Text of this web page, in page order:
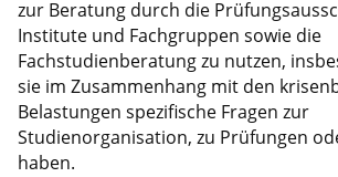
zur Beratung durch die
Institute und Fachgruppen sowie die
Fachstudienberatung zu nutzen,
sie im Zusammenhang mit den
Belastungen spezifische Fragen zur
Studienorganisation, zu Prüfungen
haben.